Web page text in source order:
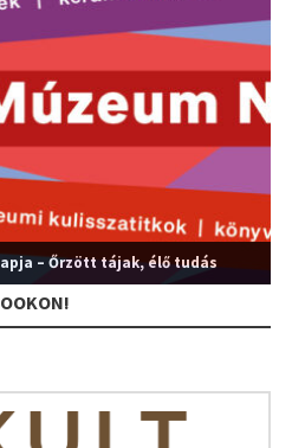
– Őrzött tájak, élő tudás